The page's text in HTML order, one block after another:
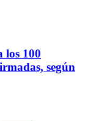
los 100
según